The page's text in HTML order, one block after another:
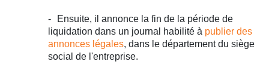
Ensuite, il annonce la fin de la période de
liquidation dans un journal habilité à publier des
annonces légales, dans le département du siège
social de l'entreprise.